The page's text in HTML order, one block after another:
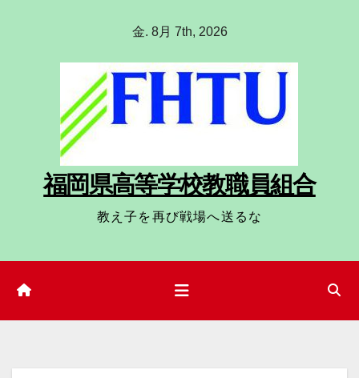
金. 8月 7th, 2026
福岡県高等学校教職員組合
教え子を再び戦場へ送るな